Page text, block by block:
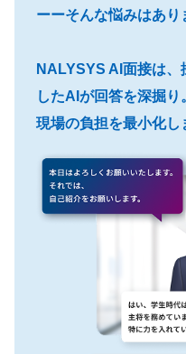
ーーそんな悩みはあり
NALYSYS AI面接は
したAIが回答を深掘り
現場の負担を最小化し